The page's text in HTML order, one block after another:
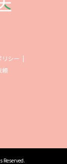
リシー
頼
Reserved.